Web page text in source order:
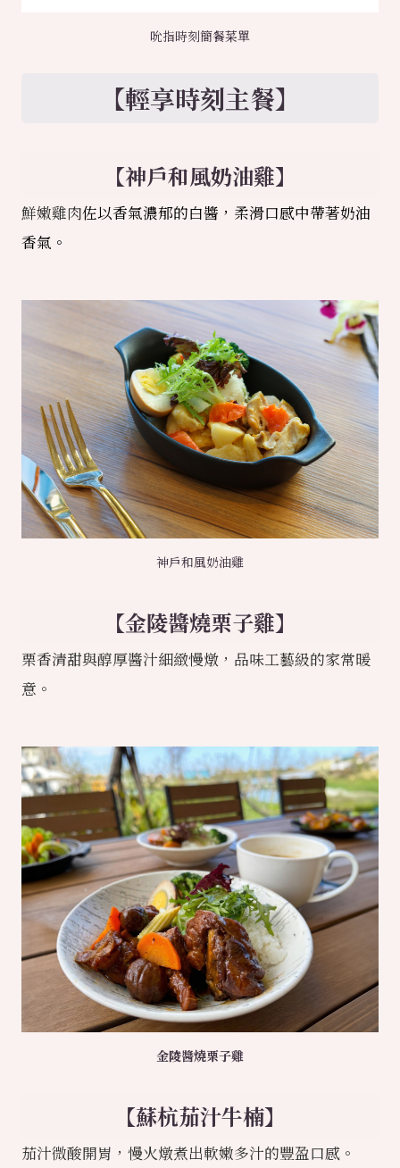
吮指時刻簡餐菜單
【輕享時刻主餐】
【神戶和風奶油雞】
鮮嫩雞肉佐以香氣濃郁的白醬，柔滑口感中帶著奶油
香氣。
神戶和風奶油雞
【金陵醬燒栗子雞】
栗香清甜與醇厚醬汁細緻慢燉，品味工藝級的家常暖
意。
金陵醬燒栗子雞
【蘇杭茄汁牛楠】
茄汁微酸開胃，慢火燉煮出軟嫩多汁的豐盈口感。